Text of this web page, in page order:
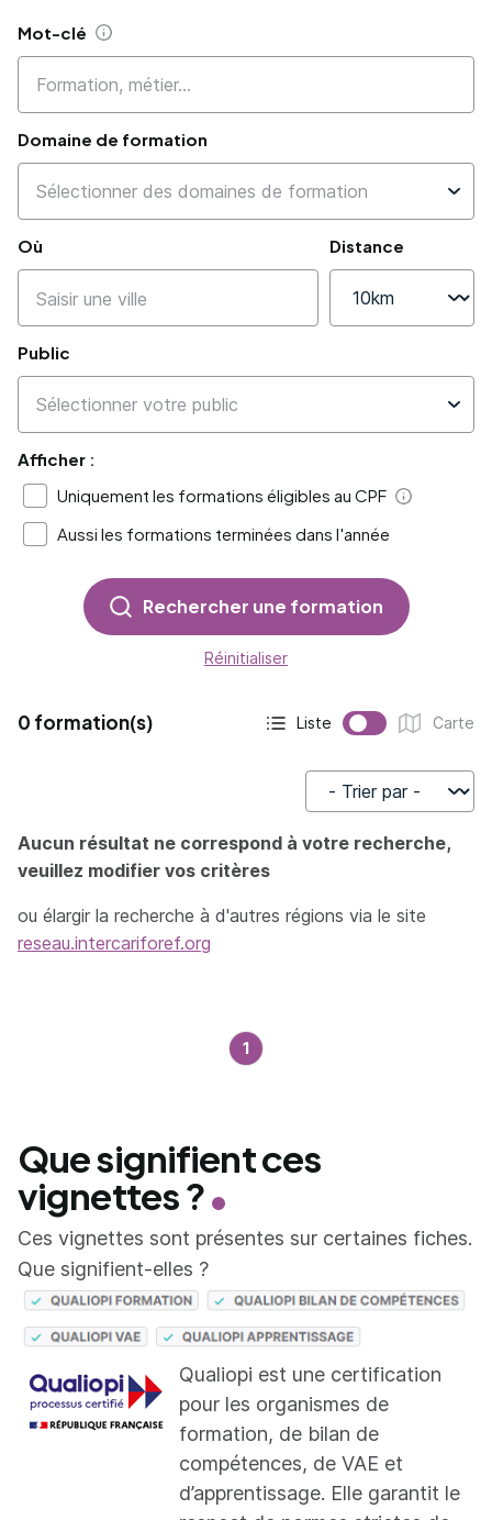
Mot-clé Aide
Domaine de formation
Où Distance
Public
Afficher :
Uniquement les formations éligibles au CPF
Aide
Aussi les formations terminées dans l'année
Rechercher une formation
Réinitialiser
0 formation(s)
Affichage actif :
Liste
Affichage :
Carte
Trier par
Aucun résultat ne correspond à votre recherche,
veuillez modifier vos critères
ou élargir la recherche à d'autres régions via le site
reseau.intercariforef.org
1
Que signifient ces
vignettes ?
Ces vignettes sont présentes sur certaines fiches.
Que signifient-elles ?
Qualiopi est une certification
pour les organismes de
formation, de bilan de
compétences, de VAE et
d’apprentissage. Elle garantit le